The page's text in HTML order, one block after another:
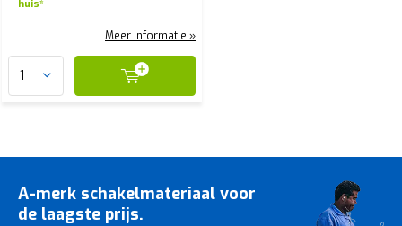
huis*
Meer informatie »
A-merk schakelmateriaal voor
de laagste prijs.